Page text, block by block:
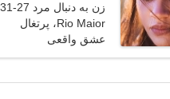
زن به دنبال مرد 27-31
Rio Maior، پرتغال
عشق واقعی